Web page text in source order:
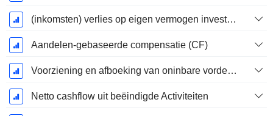
(inkomsten) verlies op eigen vermogen investeringen - (CF)
Aandelen-gebaseerde compensatie (CF)
Voorziening en afboeking van oninbare vorderingen
Netto cashflow uit beëindigde Activiteiten